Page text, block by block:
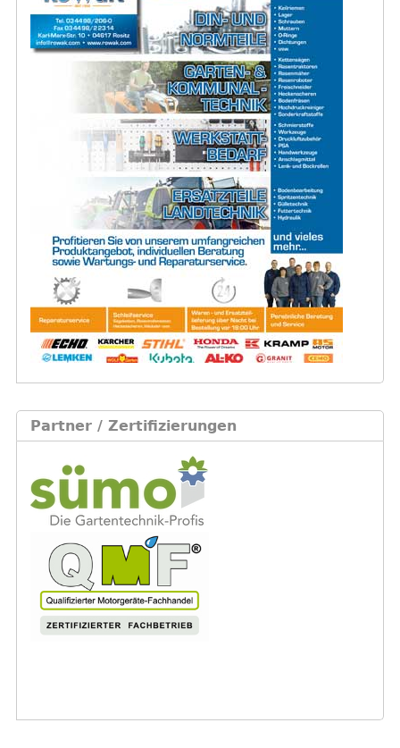
Partner / Zertifizierungen